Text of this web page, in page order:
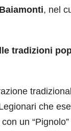
, nel
tradizioni
che
un